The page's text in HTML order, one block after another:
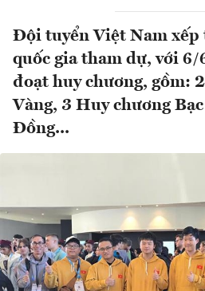
Đội tuyển Việt Nam xếp
quốc gia tham dự, với 6/
đoạt huy chương, gồm:
Vàng, 3 Huy chương
Đồng...